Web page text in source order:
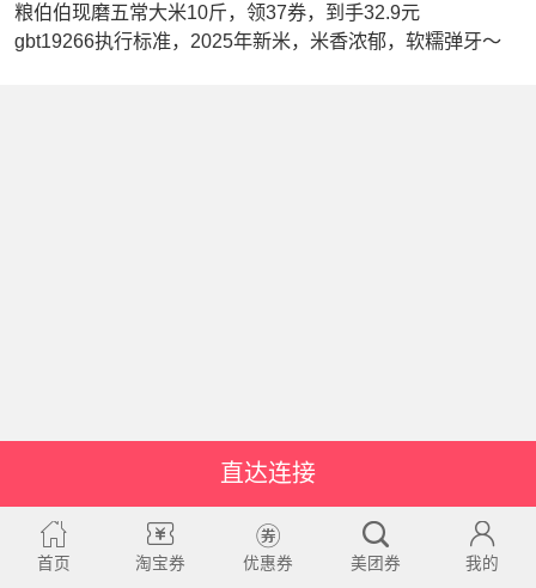
粮伯伯现磨五常大米10斤，领37券，到手32.9元
gbt19266执行标准，2025年新米，米香浓郁，软糯弹牙～
直达连接
首页 淘宝券 优惠券 美团券 我的